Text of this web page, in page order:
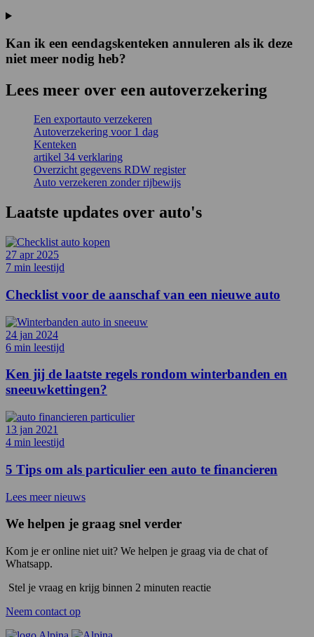
Kan ik een eendagskenteken annuleren als ik deze
niet meer nodig heb?
Lees meer over een autoverzekering
Een exportauto verzekeren
Autoverzekering voor 1 dag
Kenteken
artikel 34 verklaring
Overzicht gegevens RDW register
Auto verzekeren zonder rijbewijs
Laatste updates over auto's
27 apr 2025
7 min leestijd
Checklist voor de aanschaf van een nieuwe auto
24 jan 2024
6 min leestijd
Ken jij de laatste regels rondom winterbanden en
sneeuwkettingen?
13 jan 2021
4 min leestijd
5 Tips om als particulier een auto te financieren
Lees meer nieuws
We helpen je graag snel verder
Kom je er online niet uit? We helpen je graag via de chat of
Whatsapp.
Stel je vraag en krijg binnen 2 minuten reactie
Neem contact op